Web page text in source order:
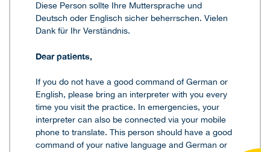
Diese Person sollte Ihre Muttersprache und
Deutsch oder Englisch sicher beherrschen. Vielen
Dank für Ihr Verständnis.
Dear patients,
If you do not have a good command of German or
English, please bring an interpreter with you every
time you visit the practice. In emergencies, your
interpreter can also be connected via your mobile
phone to translate. This person should have a good
command of your native language and German or